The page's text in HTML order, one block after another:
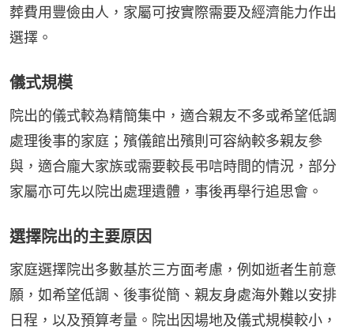
葬費用豐儉由人，家屬可按實際需要及經濟能力作出
選擇。
儀式規模
院出的儀式較為精簡集中，適合親友不多或希望低調
處理後事的家庭；殯儀館出殯則可容納較多親友參
與，適合龐大家族或需要較長弔唁時間的情況，部分
家屬亦可先以院出處理遺體，事後再舉行追思會。
選擇院出的主要原因
家庭選擇院出多數基於三方面考慮，例如逝者生前意
願，如希望低調、後事從簡、親友身處海外難以安排
日程，以及預算考量。院出因場地及儀式規模較小，